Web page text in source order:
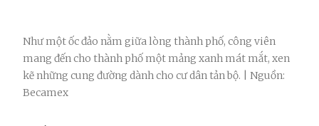
Như một ốc đảo nằm giữa lòng thành phố, công viên
mang đến cho thành phố một mảng xanh mát mắt, xen
kẽ những cung đường dành cho cư dân tản bộ. | Nguồn:
Becamex